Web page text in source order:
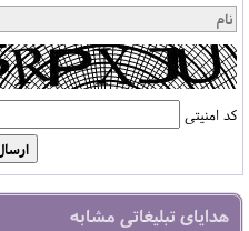
کد امنیتی
هدایای تبلیغاتی مشابه